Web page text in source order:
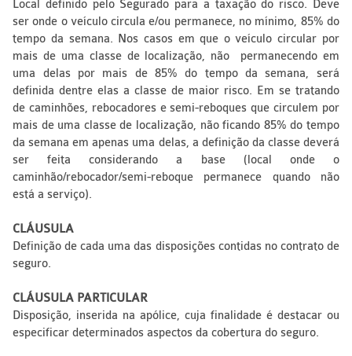
Local definido pelo Segurado para a taxação do risco. Deve
ser onde o veículo circula e/ou permanece, no mínimo, 85% do
tempo da semana. Nos casos em que o veículo circular por
mais de uma classe de localização, não permanecendo em
uma delas por mais de 85% do tempo da semana, será
definida dentre elas a classe de maior risco. Em se tratando
de caminhões, rebocadores e semi-reboques que circulem por
mais de uma classe de localização, não ficando 85% do tempo
da semana em apenas uma delas, a definição da classe deverá
ser feita considerando a base (local onde o
caminhão/rebocador/semi-reboque permanece quando não
está a serviço).
CLÁUSULA
Definição de cada uma das disposições contidas no contrato de
seguro.
CLÁUSULA PARTICULAR
Disposição, inserida na apólice, cuja finalidade é destacar ou
especificar determinados aspectos da cobertura do seguro.